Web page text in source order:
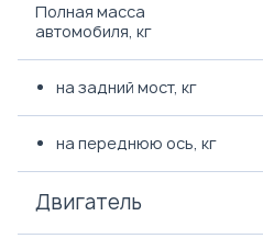
Полная масса
автомобиля, кг
на задний мост, кг
на переднюю ось, кг
Двигатель